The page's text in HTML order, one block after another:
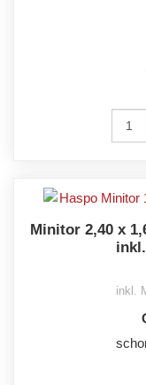
Minitor 2,40 x
inkl.